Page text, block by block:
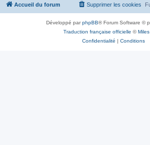
Accueil du forum Supprimer les cookies
Développé parphpBB® Forum Software ©
Traduction française officielle ©
Confidentialité | Conditions